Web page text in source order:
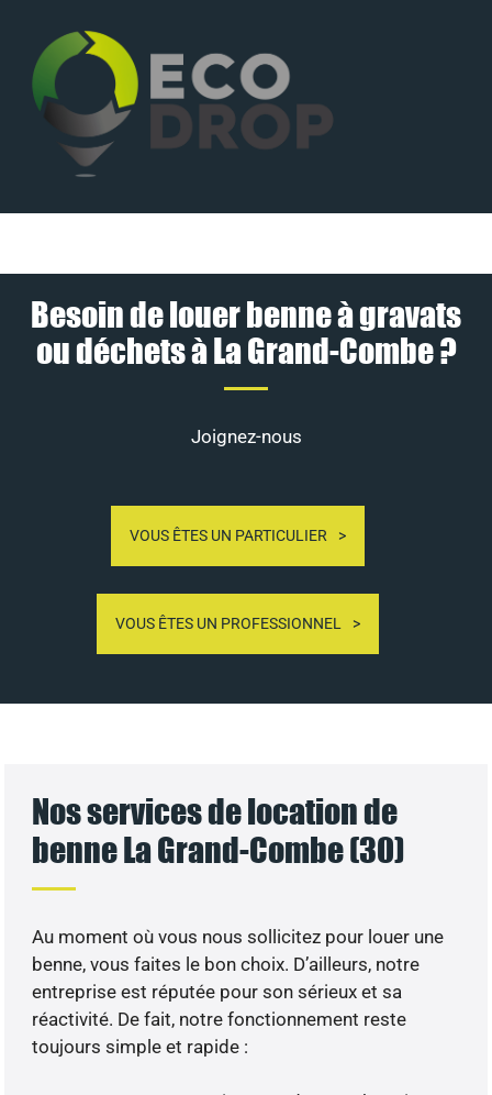
Besoin de louer benne à gravats
ou déchets à La Grand-Combe ?
Joignez-nous
VOUS ÊTES UN PARTICULIER
VOUS ÊTES UN PROFESSIONNEL
Nos services de location de
benne La Grand-Combe (30)
Au moment où vous nous sollicitez pour louer une
benne, vous faites le bon choix. D’ailleurs, notre
entreprise est réputée pour son sérieux et sa
réactivité. De fait, notre fonctionnement reste
toujours simple et rapide :